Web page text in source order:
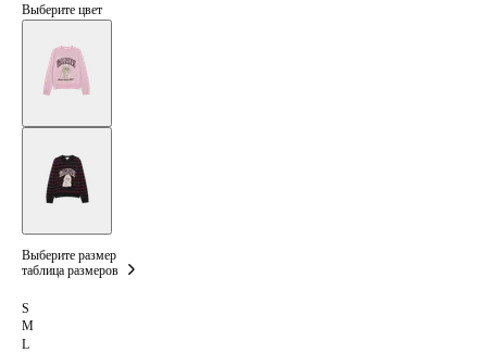
Выберите цвет
Выберите размер
таблица размеров
S
M
L